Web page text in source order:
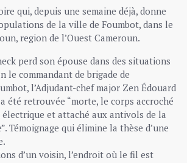
qui, depuis une semaine déjà, donne
de la ville de Foumbot, dans le
region de l’Ouest Cameroun.
perd son épouse dans des situations
le commandant de brigade de
l’Adjudant-chef major Zen Édouard
été retrouvée “morte, le corps accroché
et attaché aux antivols de la
Témoignage qui élimine la thèse d’une
d’un voisin, l’endroit où le fil est